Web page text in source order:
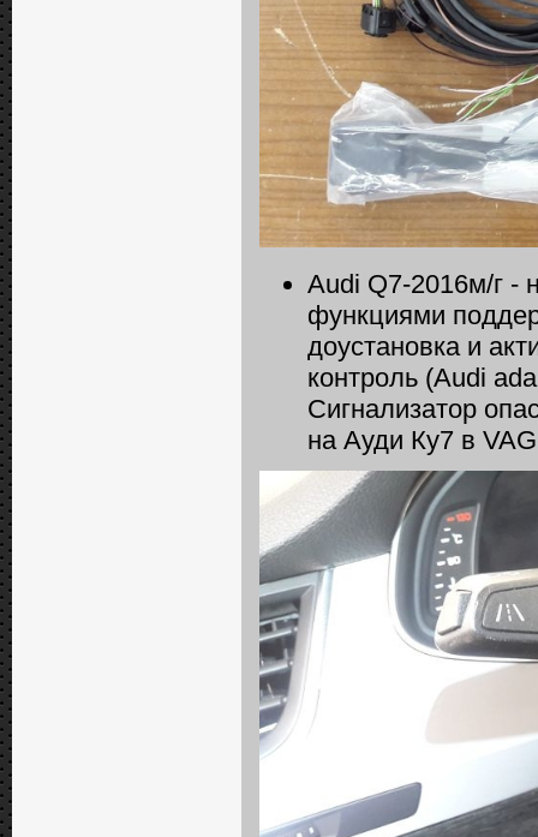
Audi Q7-2016м/г -
функциями
доустановка и
контроль (Audi
Сигнализатор
на Ауди Ку7 в